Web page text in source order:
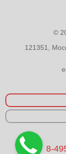
©
121351,
8-